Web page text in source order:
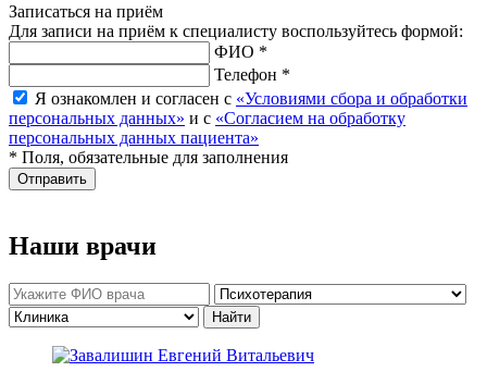
Записаться на приём
Для записи на приём к специалисту воспользуйтесь формой:
ФИО *
Телефон *
Я ознакомлен и согласен с «Условиями сбора и обработки
персональных данных» и с «Согласием на обработку
персональных данных пациента»
* Поля, обязательные для заполнения
Отправить
Наши врачи